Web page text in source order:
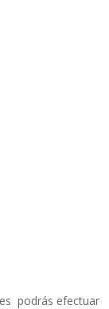
podrás efectuar